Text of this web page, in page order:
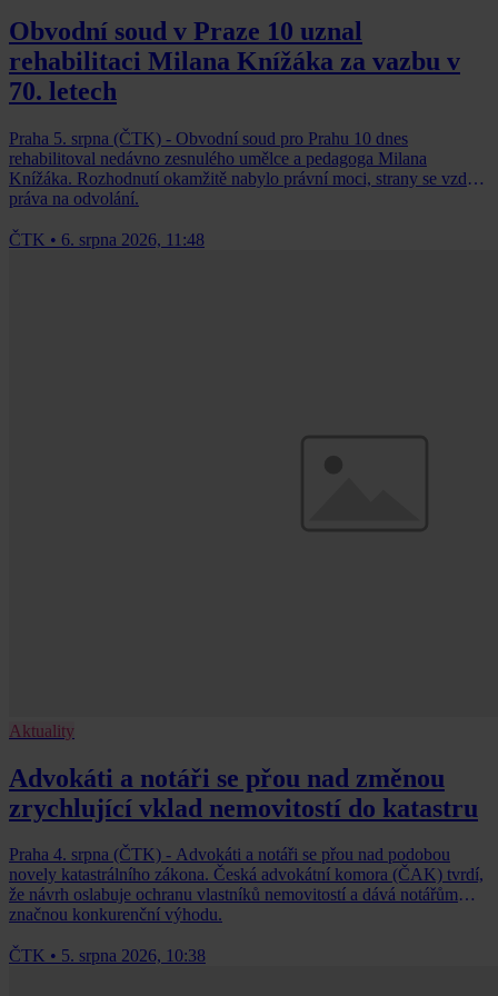
Obvodní soud v Praze 10 uznal
rehabilitaci Milana Knížáka za vazbu v
70. letech
Praha 5. srpna (ČTK) - Obvodní soud pro Prahu 10 dnes
rehabilitoval nedávno zesnulého umělce a pedagoga Milana
Knížáka. Rozhodnutí okamžitě nabylo právní moci, strany se vzdaly
práva na odvolání.
ČTK • 6. srpna 2026, 11:48
Aktuality
Advokáti a notáři se přou nad změnou
zrychlující vklad nemovitostí do katastru
Praha 4. srpna (ČTK) - Advokáti a notáři se přou nad podobou
novely katastrálního zákona. Česká advokátní komora (ČAK) tvrdí,
že návrh oslabuje ochranu vlastníků nemovitostí a dává notářům
značnou konkurenční výhodu.
ČTK • 5. srpna 2026, 10:38